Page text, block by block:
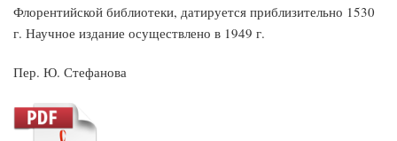
Флорентийской библиотеки, датируется приблизительно 1530
г. Научное издание осуществлено в 1949 г.
Пер. Ю. Стефанова